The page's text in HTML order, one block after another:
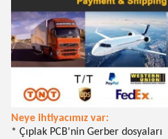
Neye ihtiyacımız var:
* Çıplak PCB'nin Gerber dosyaları